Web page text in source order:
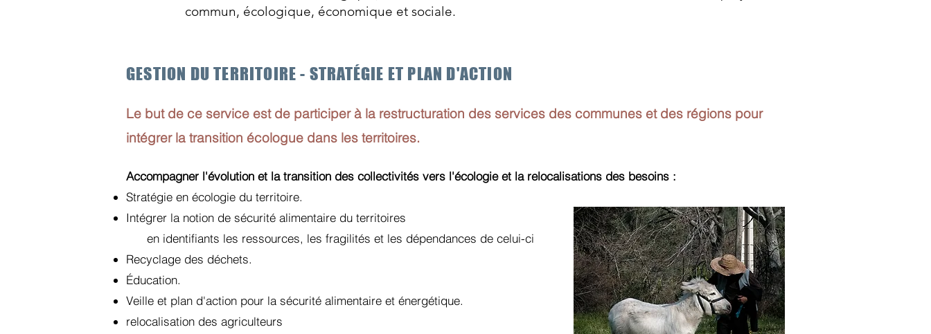
commun, écologique, économique et sociale.
GESTION DU TERRITOIRE - STRATÉGIE ET PLAN D'ACTION
Le but de ce service est de participer à la restructuration des services des communes et des régions pour
intégrer la transition écologue dans les territoires.
Accompagner l'évolution et la transition des collectivités vers l'écologie et la relocalisations des besoins :
Stratégie en écologie du territoire.
Intégrer la notion de sécurité alimentaire du territoires
en identifiants les ressources, les fragilités et les dépendances de celui-ci
Recyclage des déchets.
Éducation.
Veille et plan d'action pour la sécurité alimentaire et énergétique.
relocalisation des agriculteurs